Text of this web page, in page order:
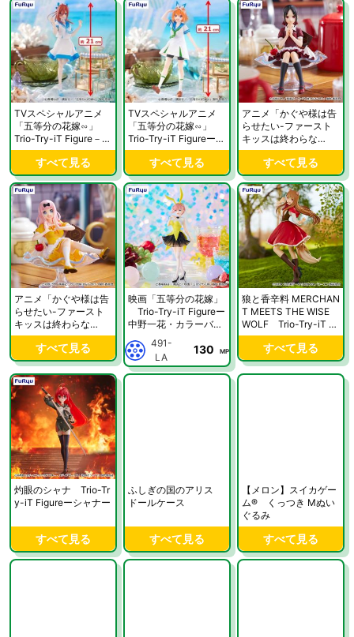
TVスペシャルアニメ
「五等分の花嫁∽」
Trio-Try-iT Figure－中
野三玖・マリンルック
すべて見る
TVスペシャルアニメ
「五等分の花嫁∽」
Trio-Try-iT Figureー中
野四葉・マリンルック
すべて見る
アニメ「かぐや様は告
らせたい-ファースト
キッスは終わらな
い-」 スペシャルフ
ィギュアー四宮かぐや
パフェver.ー
すべて見る
アニメ「かぐや様は告
らせたい-ファースト
キッスは終わらな
い-」 スペシャルフ
ィギュアー藤原千花 パ
フェver.ー
すべて見る
映画「五等分の花嫁」
Trio-Try-iT Figureー
中野一花・カラーバニ
ーver.ー
491-
LA
130 MP
狼と香辛料 MERCHAN
T MEETS THE WISE
WOLF Trio-Try-iT Fi
gureーホロ・赤ずきん
ver.ーすべて見る
灼眼のシャナ Trio-Tr
y-iT Figureーシャナー
すべて見る
ふしぎの国のアリス
ドールケース
すべて見る
【メロン】スイカゲー
ム® くっつき Mぬい
ぐるみ
すべて見る